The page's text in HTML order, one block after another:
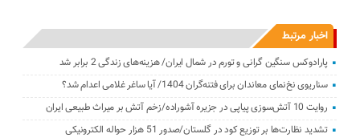
اخبار مرتبط
پارادوکس سنگین گرانی و تورم در شمال ایران/ هزینه‌های زندگی 2 برابر ‌شد
سناریوی نخ‌نمای معاندان برای ‌فتنه‌گران 1404/ آیا ساغر غلامی اعدام شد؟
روایت 10 آتش‌سوزی پیاپی در جزیره آشوراده/زخم آتش بر ‌میراث طبیعی ایران
تشدید نظارت‌ها بر توزیع کود در گلستان/صدور 51 هزار حواله الکترونیکی